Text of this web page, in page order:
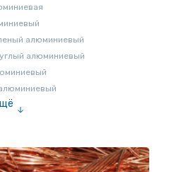
алюминиевый
алюминиевый
плита